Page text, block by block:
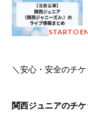
STARTO
＼安心・安全のチ
関西ジュニアのチ